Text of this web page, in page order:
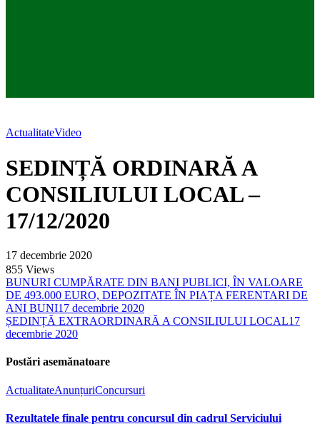
ActualitateVideo
SEDINȚĂ ORDINARĂ A
CONSILIULUI LOCAL –
17/12/2020
17 decembrie 2020
855 Views
BUNURI CUMPĂRATE DIN BANI PUBLICI, ÎN VALOARE
DE 493.000 EURO, DEPOZITATE ÎN PIAȚA FERENTARI DE
ANI BUNI17 decembrie 2020
ȘEDINȚĂ EXTRAORDINARĂ A CONSILIULUI LOCAL17
decembrie 2020
Postări asemănatoare
ActualitateAnunțuriConcursuri
Rezultatele finale pentru concursul din cadrul Serviciului